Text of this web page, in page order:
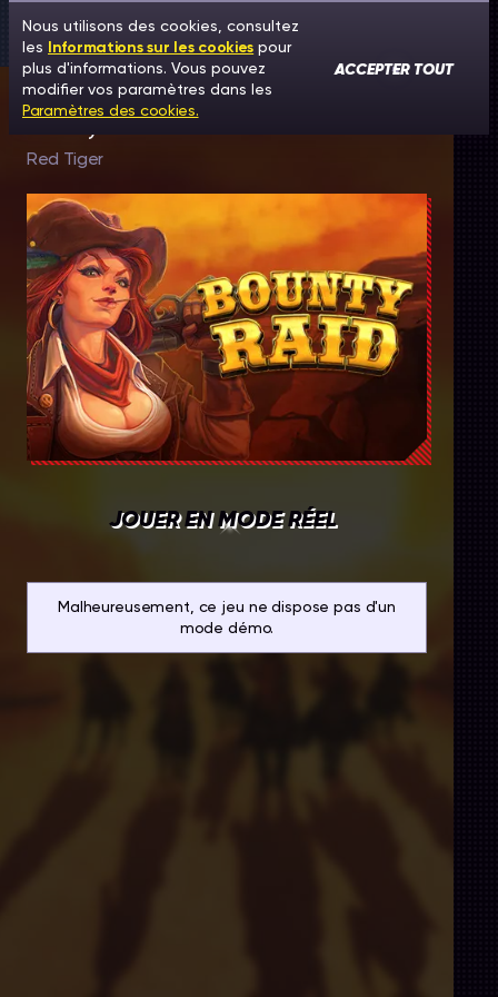
Bounty Raid
Red Tiger
JOUER EN MODE RÉEL
Malheureusement, ce jeu ne dispose pas d'un
mode démo.
Nous utilisons des cookies, consultez
les Informations sur les cookies pour
plus d'informations. Vous pouvez
modifier vos paramètres dans les
Paramètres des cookies.
ACCEPTER TOUT